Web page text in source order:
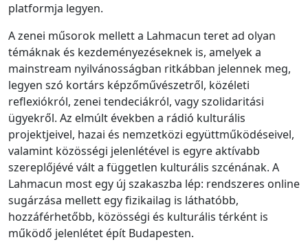
platformja legyen.
A zenei műsorok mellett a Lahmacun teret ad olyan
témáknak és kezdeményezéseknek is, amelyek a
mainstream nyilvánosságban ritkábban jelennek meg,
legyen szó kortárs képzőművészetről, közéleti
reflexiókról, zenei tendeciákról, vagy szolidaritási
ügyekről. Az elmúlt években a rádió kulturális
projektjeivel, hazai és nemzetközi együttműködéseivel,
valamint közösségi jelenlétével is egyre aktívabb
szereplőjévé vált a független kulturális szcénának. A
Lahmacun most egy új szakaszba lép: rendszeres online
sugárzása mellett egy fizikailag is láthatóbb,
hozzáférhetőbb, közösségi és kulturális térként is
működő jelenlétet épít Budapesten.